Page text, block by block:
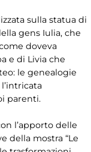
sulla statua di
gens Iulia, che
doveva
e di Livia che
le genealogie
parenti.
l’apporto delle
della mostra “Le